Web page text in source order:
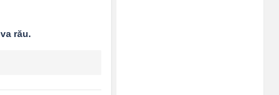
rău.